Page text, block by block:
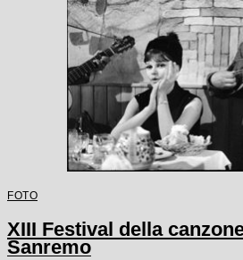
FOTO
XIII Festival della
Sanremo